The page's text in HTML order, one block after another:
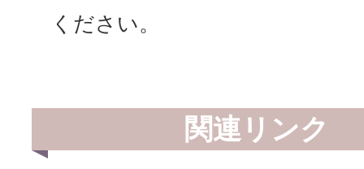
ください。
関連リンク